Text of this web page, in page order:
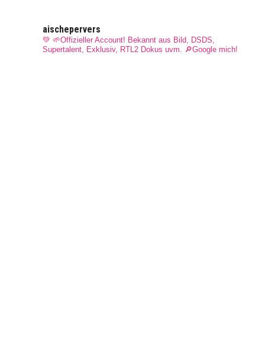
aischepervers
💚 🌱Offizieller Account! Bekannt aus Bild, DSDS,
Supertalent, Exklusiv, RTL2 Dokus uvm.
🔎Google mich!